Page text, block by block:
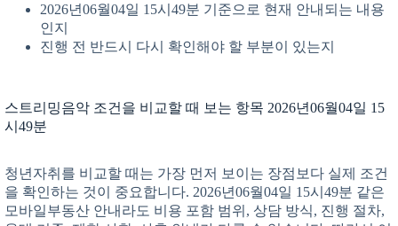
2026년06월04일 15시49분 기준으로 현재 안내되는 내용
인지
진행 전 반드시 다시 확인해야 할 부분이 있는지
스트리밍음악 조건을 비교할 때 보는 항목 2026년06월04일 15
시49분
청년자취를 비교할 때는 가장 먼저 보이는 장점보다 실제 조건
을 확인하는 것이 중요합니다. 2026년06월04일 15시49분 같은
모바일부동산 안내라도 비용 포함 범위, 상담 방식, 진행 절차,